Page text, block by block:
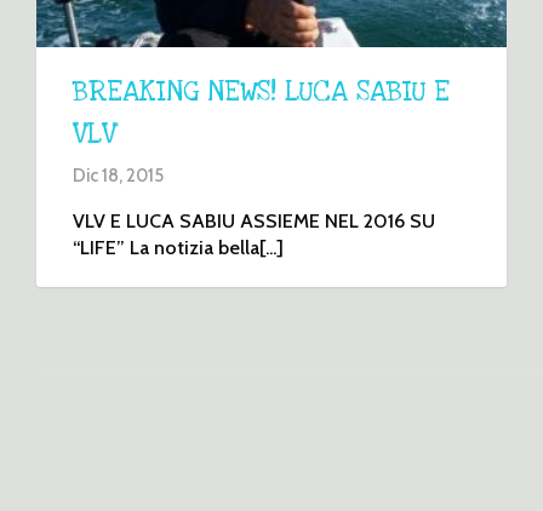
BREAKING NEWS! LUCA SABIU E
VLV
Dic 18, 2015
VLV E LUCA SABIU ASSIEME NEL 2016 SU
“LIFE” La notizia bella[...]